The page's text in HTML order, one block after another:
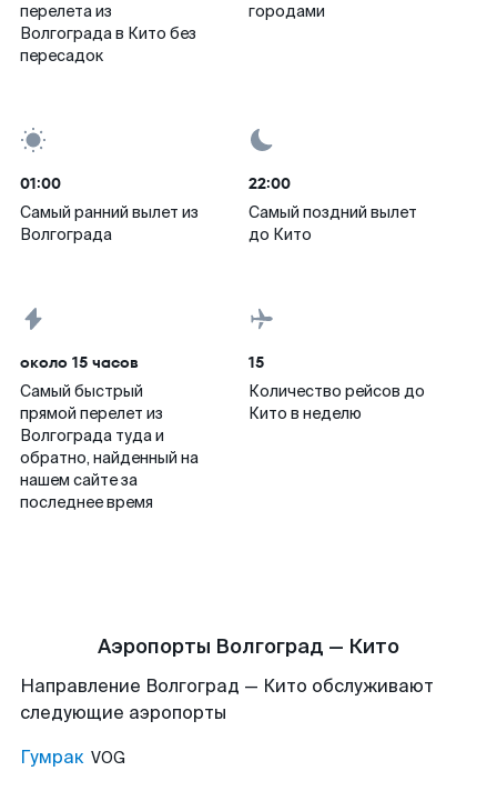
перелета из
Волгограда в Кито без
пересадок
городами
01:00
Самый ранний вылет из
Волгограда
22:00
Самый поздний вылет
до Кито
около 15 часов
Самый быстрый
прямой перелет из
Волгограда туда и
обратно, найденный на
нашем сайте за
последнее время
15
Количество рейсов до
Кито в неделю
Аэропорты Волгоград — Кито
Направление Волгоград — Кито обслуживают
следующие аэропорты
Гумрак VOG